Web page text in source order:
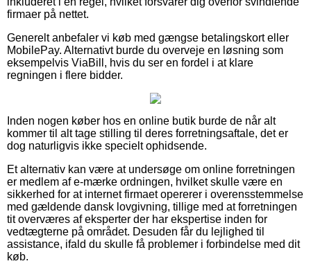
firmaer på nettet.
Generelt anbefaler vi køb med gængse betalingskort eller
MobilePay. Alternativt burde du overveje en løsning som
eksempelvis ViaBill, hvis du ser en fordel i at klare
regningen i flere bidder.
Inden nogen køber hos en online butik burde de når alt
kommer til alt tage stilling til deres forretningsaftale, det er
dog naturligvis ikke specielt ophidsende.
Et alternativ kan være at undersøge om online forretningen
er medlem af e-mærke ordningen, hvilket skulle være en
sikkerhed for at internet firmaet opererer i overensstemmelse
med gældende dansk lovgivning, tillige med at forretningen
tit overværes af eksperter der har ekspertise inden for
vedtægterne på området. Desuden får du lejlighed til
assistance, ifald du skulle få problemer i forbindelse med dit
køb.